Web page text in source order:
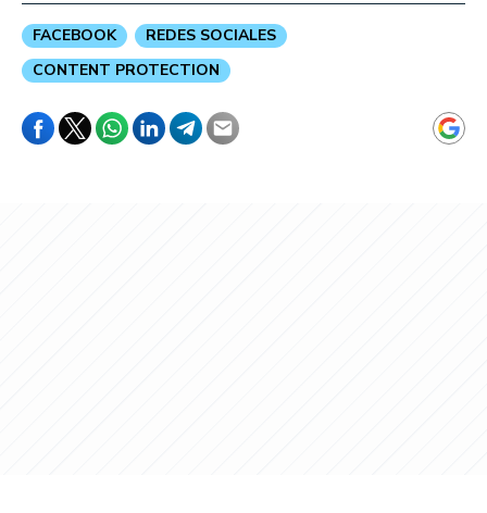
FACEBOOK
REDES SOCIALES
CONTENT PROTECTION